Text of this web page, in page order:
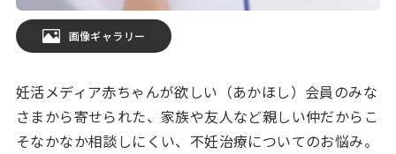
画像ギャラリー
妊活メディア赤ちゃんが欲しい（あかほし）会員のみな
さまから寄せられた、家族や友人など親しい仲だからこ
そなかなか相談しにくい、不妊治療についてのお悩み。